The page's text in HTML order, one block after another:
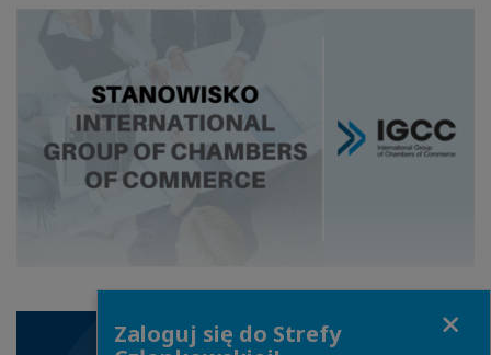
Zaloguj się do Strefy